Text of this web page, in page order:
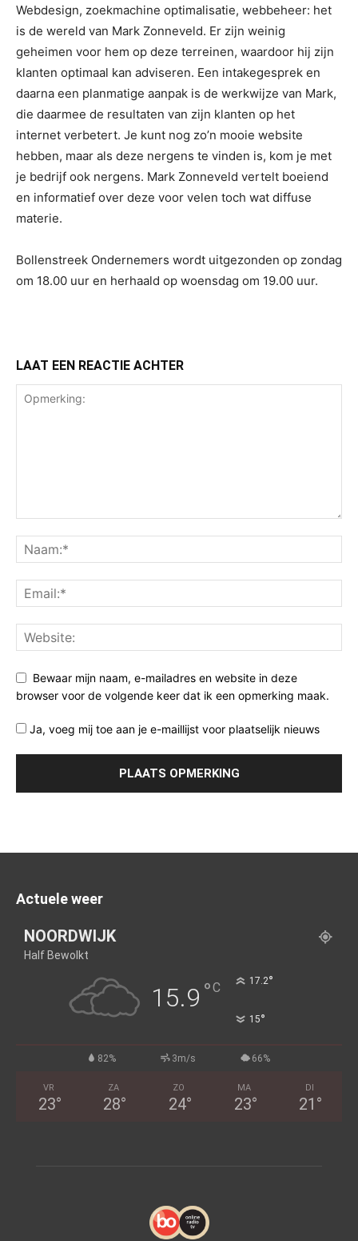
Webdesign, zoekmachine optimalisatie, webbeheer: het
is de wereld van Mark Zonneveld. Er zijn weinig
geheimen voor hem op deze terreinen, waardoor hij zijn
klanten optimaal kan adviseren. Een intakegesprek en
daarna een planmatige aanpak is de werkwijze van Mark,
die daarmee de resultaten van zijn klanten op het
internet verbetert. Je kunt nog zo’n mooie website
hebben, maar als deze nergens te vinden is, kom je met
je bedrijf ook nergens. Mark Zonneveld vertelt boeiend
en informatief over deze voor velen toch wat diffuse
materie.
Bollenstreek Ondernemers wordt uitgezonden op zondag
om 18.00 uur en herhaald op woensdag om 19.00 uur.
LAAT EEN REACTIE ACHTER
Bewaar mijn naam, e-mailadres en website in deze
browser voor de volgende keer dat ik een opmerking maak.
Ja, voeg mij toe aan je e-maillijst voor plaatselijk nieuws
Actuele weer
NOORDWIJK
Half Bewolkt
15.9 °C 17.2°
15°
82% 3m/s 66%
VR
23°
ZA
28°
ZO
24°
MA
23°
DI
21 °